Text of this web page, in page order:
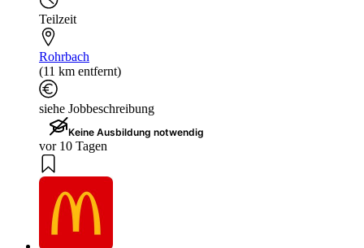
Teilzeit
Rohrbach
(11 km entfernt)
siehe Jobbeschreibung
Keine Ausbildung notwendig
vor 10 Tagen